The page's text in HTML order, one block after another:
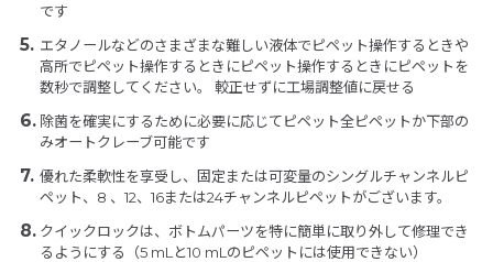
です
エタノールなどのさまざまな難しい液体でピペット操作するときや
高所でピペット操作するときにピペット操作するときにピペットを
数秒で調整してください。 較正せずに工場調整値に戻せる
除菌を確実にするために必要に応じてピペット全ピペットか下部の
みオートクレーブ可能です
優れた柔軟性を享受し、固定または可変量のシングルチャンネルピ
ペット、8 、12、16または24チャンネルピペットがございます。
クイックロックは、ボトムパーツを特に簡単に取り外して修理でき
るようにする（5 mLと10 mLのピペットには使用できない）